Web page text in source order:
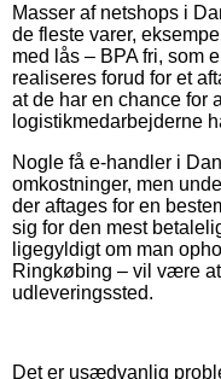
Masser af netshops i
de fleste varer,
med lås – BPA fri, som
realiseres forud for et
at de har en chance for
logistikmedarbejderne
Nogle få e-handler i
omkostninger, men
der aftages for en
sig for den mest
ligegyldigt om man
Ringkøbing – vil være
udleveringssted.
Det er usædvanlig